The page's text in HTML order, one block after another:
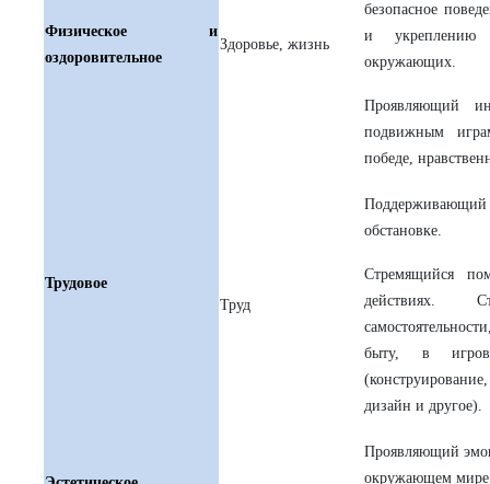
Физическое и
оздоровительное
Здоровье, жизнь
безопасное
и укреплению
окружающих.
Проявляющий
подвижным
победе,
Трудовое
Труд
обстановке.
Стремящийся
действиях.
быту, в
дизайн и другое).
Проявляющий
окружающем мире